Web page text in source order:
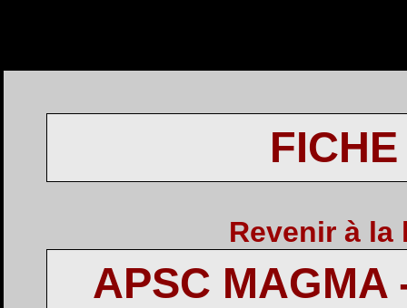
Revenir à la
APSC MAGMA